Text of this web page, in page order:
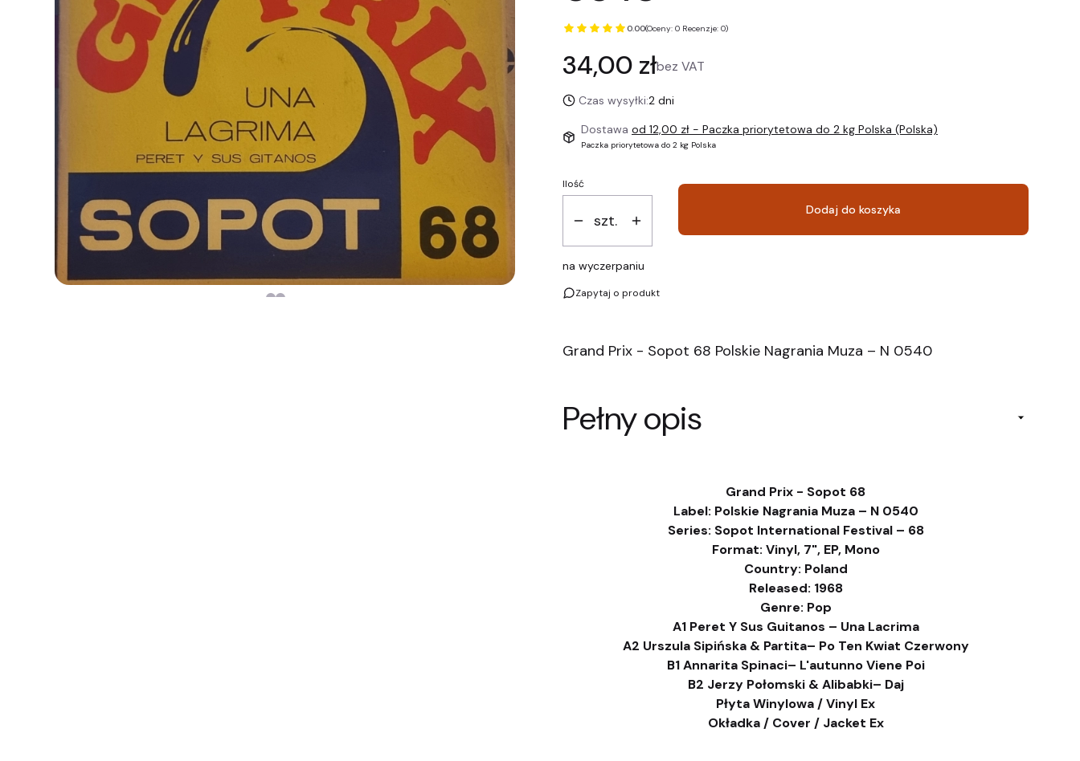
0.00(Oceny: 0 Recenzje: 0)
Cena
34,00 złbez VAT
Czas wysyłki:2 dni
Dostawa od 12,00 zł - Paczka priorytetowa do 2 kg Polska (Polska)
Paczka priorytetowa do 2 kg Polska
Ilość
szt.
Dodaj do koszyka
na wyczerpaniu
Zapytaj o produkt
Grand Prix - Sopot 68 Polskie Nagrania Muza – N 0540
Pełny opis
Grand Prix - Sopot 68
Label: Polskie Nagrania Muza – N 0540
Series: Sopot International Festival – 68
Format: Vinyl, 7", EP, Mono
Country: Poland
Released: 1968
Genre: Pop
A1 Peret Y Sus Guitanos – Una Lacrima
A2 Urszula Sipińska & Partita– Po Ten Kwiat Czerwony
B1 Annarita Spinaci– L'autunno Viene Poi
B2 Jerzy Połomski & Alibabki– Daj
Płyta Winylowa / Vinyl Ex
Okładka / Cover / Jacket Ex